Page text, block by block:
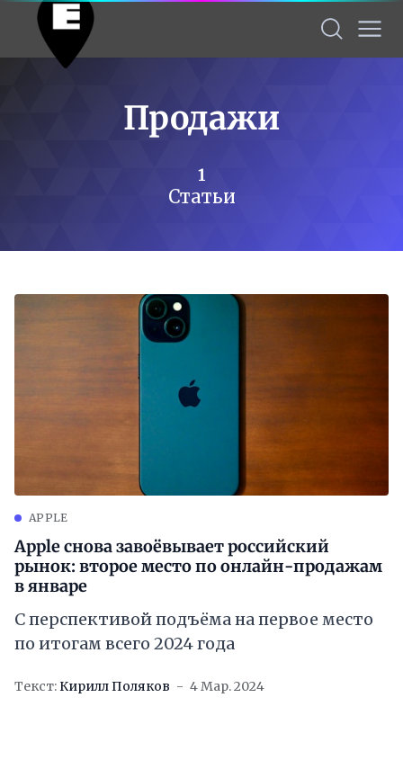
Продажи
1
Статьи
APPLE
Apple снова завоёвывает российский
рынок: второе место по онлайн-продажам
в январе
С перспективой подъёма на первое место
по итогам всего 2024 года
Текст: Кирилл Поляков 4 Мар. 2024